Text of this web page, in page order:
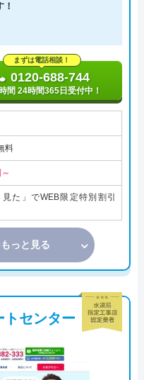
まずは電話相談！
0120-688-744
間 24時間365日受付中！
料
た」でWEB限定特別割引
っと見る
トセンター